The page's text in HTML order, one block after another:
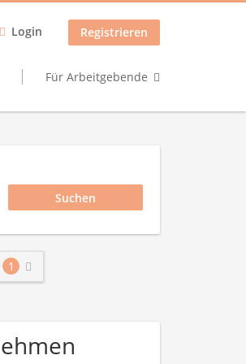
Login Registrieren
Für Arbeitgebende
1